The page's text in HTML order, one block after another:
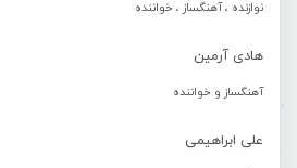
نوازنده ، آهنگساز ، خواننده
هادی آرمین
آهنگساز و خواننده
علی ابراهیمی